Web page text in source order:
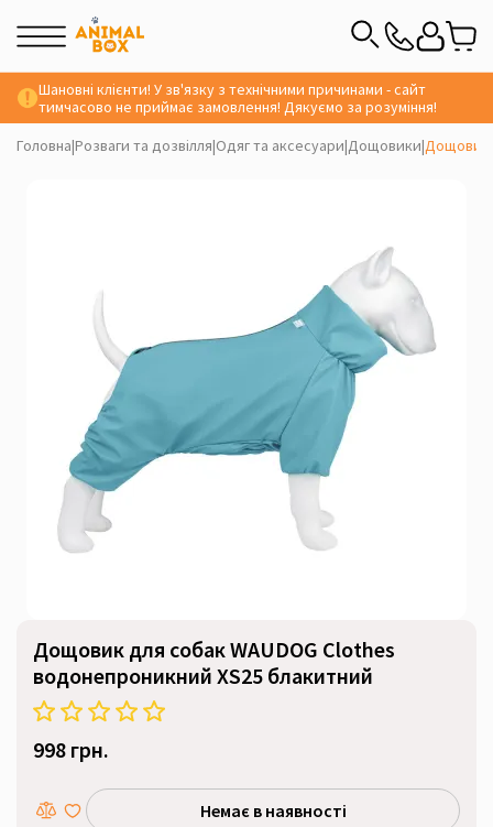
Шановні клієнти! У зв'язку з технічними причинами - сайт
тимчасово не приймає замовлення! Дякуємо за розуміння!
Головна|Розваги та дозвілля|Одяг та аксесуари|Дощовики|Дощовик
Дощовик для собак WAUDOG Clothes
водонепроникний XS25 блакитний
998 грн.
Немає в наявності